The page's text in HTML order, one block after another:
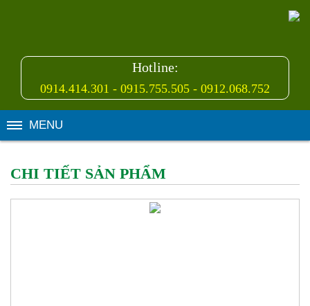
Hotline:
0914.414.301 - 0915.755.505 - 0912.068.752
MENU
CHI TIẾT SẢN PHẨM